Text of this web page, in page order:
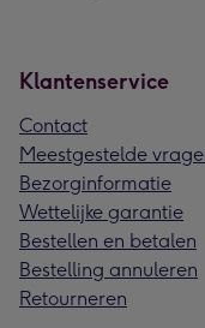
Klantenservice
Contact
Meestgestelde
Bezorginformatie
Wettelijke garantie
Bestellen en betalen
Bestelling annuleren
Retourneren